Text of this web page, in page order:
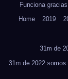
Funciona
Home
2019
31m de
31m de 2022